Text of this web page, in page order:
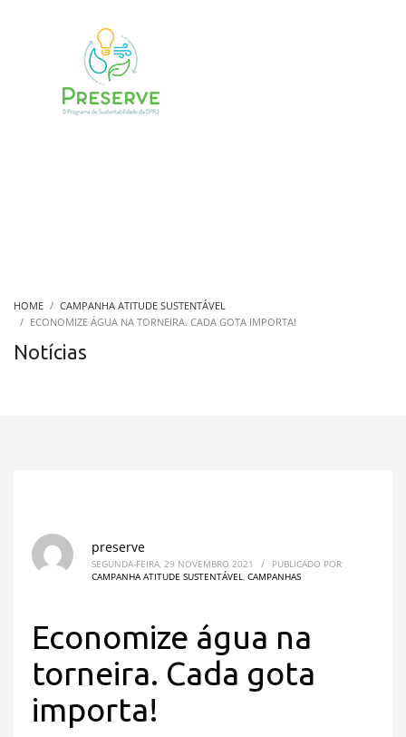
HOME
CAMPANHA ATITUDE SUSTENTÁVEL
ECONOMIZE ÁGUA NA TORNEIRA. CADA GOTA IMPORTA!
Notícias
preserve
SEGUNDA-FEIRA, 29 NOVEMBRO 2021 /
PUBLICADO POR
CAMPANHA ATITUDE SUSTENTÁVEL, CAMPANHAS
Economize água na
torneira. Cada gota
importa!